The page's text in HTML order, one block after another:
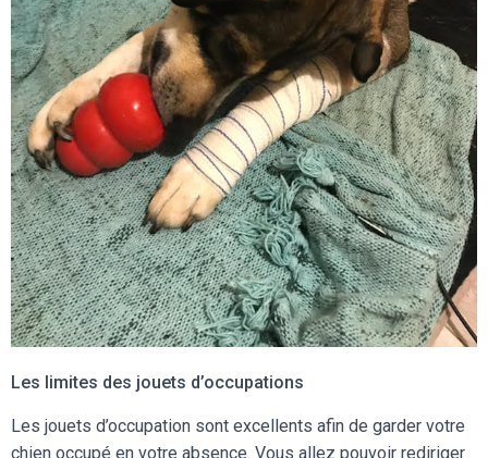
Les limites des jouets d’occupations
Les jouets d’occupation sont excellents afin de garder votre
chien occupé en votre absence. Vous allez pouvoir rediriger